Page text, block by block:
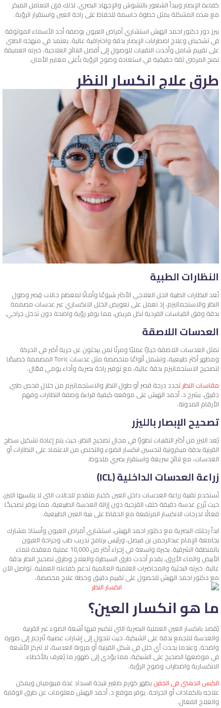
كفاءة الإبصار ويبدأ الشعور بالتشوش والإجهاد البصري. لذلك فإن التعامل المبكر
مع هذه المشكلة يمثل خطوة حاسمة للحفاظ على راحة العين واستقرار الرؤية.
يبرز دور دكتور احمد الهبش استشاري أمراض العيون بوصفه أحد الأسماء الموثوقة
في تشخيص وعلاج اضطرابات الإبصار بدقة واحترافية عالية. يعتمد في منهجه الطبي
على تقييم شامل وأحدث التقنيات للوصول إلى أفضل النتائج العلاجية. خبرته العميقة
تمنح المرضى ثقة حقيقية في استعادة وضوح الرؤية بأعلى معايير الأمان.
طرق علاج انكسار النظر
النظارات الطبية
تُعد النظارات الطبية الحل العلاجي الأكثر شيوعًا وأمانًا لمعظم حالات قِصر وطول
النظر والاستجماتيزم، إذ تعمل على تعويض الخلل الانكساري عبر عدسات مصممة
بدقة وفق القياسات الفردية لكل مريض، مما يوفر رؤية واضحة دون تدخل جراحي.
العدسات اللاصقة
تمثل العدسات اللاصقة خيارًا عمليًا ومرنًا لمن يبحثون عن حرية أكبر في الحركة
ومظهر أكثر طبيعية، وتشمل أنواعًا متخصصة مثل عدسات Toric المصممة خصيصًا
لتصحيح الاستجماتيزم بدقة عالية، مع توفير راحة بصرية وأداء يومي فعّال.
مقاسات النظرتحدد درجة قصر أو طول النظر والاستجماتيزم من خلال فحص طبي
دقيق. يشرح د. أحمد الهبش على موقعه كيفية قراءة وصفة النظارات وفهم
الأرقام المدونة.
تصحيح الإبصار بالليزر
يُعد الليزر من أكثر التقنيات تطورًا في مجال تصحيح النظر، حيث يتم إعادة تشكيل سطح
القرنية بدقة ميكرونية لتحسين انكسار الضوء والتخلص من الاعتماد على النظارات أو
العدسات، مع نتائج سريعة واستقرار بصري ملحوظ.
زراعة العدسات الداخلية (ICL)
تُستخدم تقنية زراعة العدسات داخل العين كخيار متقدم للحالات التي لا يناسبها الليزر،
حيث تُزرع عدسة دقيقة خلف القزحية دون إزالة العدسة الطبيعية، مما يوفر تصحيحًا
فعالًا لدرجات الانكسار المرتفعة مع الحفاظ على بنية العين الطبيعية.
ابدأ رحلتك البصرية مع دكتور احمد الهبش، استشاري أمراض العيون وأستاذ مشارك
بجامعة الإمام عبدالرحمن بن فيصل، ورئيس برنامج تدريب طب وجراحة العيون
بالمنطقة الشرقية. بخبرة واسعة في إجراء أكثر من 10,000 عملية معقدة للماء
الأبيض والماء الأزرق، يقدم أحدث طرق السيطرة والعلاج وطرق تصحيح النظر بدقة
عالية. خبرته البحثية والمحاضرات العلمية العالمية تدعم كفاءته العملية. تواصل الآن
مع دكتور احمد الهبش للحصول على تقييم دقيق وخطة علاج مخصصة.
ما هو انكسار العين؟
يُقصد بانكسار العين العملية البصرية التي تنكسر فيها أشعة الضوء عبر القرنية
والعدسة لتتجمع بدقة على الشبكية، حيث تتحول إلى إشارات عصبية تُترجم إلى صورة
واضحة. وعندما يحدث أي خلل في شكل القرنية أو مرونة العدسة، لا تتركز الأشعة
في موضعها الصحيح على الشبكية، مما يؤدي إلى ظهور ما يُعرف بالأخطاء
الانكسارية واضطراب وضوح الرؤية.
الكيس الدهني في الجفن يظهر كورم صغير نتيجة انسداد غدة ميبوميان ويمكن
علاجه بالكمادات أو الجراحة. يوفر موقع د. أحمد الهبش معلومات عن طرق الوقاية
والعلاج الفعال.